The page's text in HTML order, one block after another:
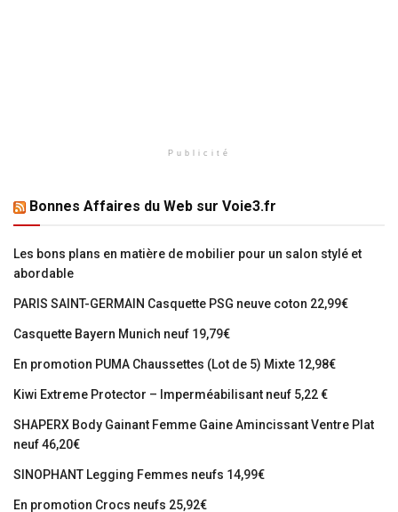
Publicité
Bonnes Affaires du Web sur Voie3.fr
Les bons plans en matière de mobilier pour un salon stylé et
abordable
PARIS SAINT-GERMAIN Casquette PSG neuve coton 22,99€
Casquette Bayern Munich neuf 19,79€
En promotion PUMA Chaussettes (Lot de 5) Mixte 12,98€
Kiwi Extreme Protector – Imperméabilisant neuf 5,22 €
SHAPERX Body Gainant Femme Gaine Amincissant Ventre Plat
neuf 46,20€
SINOPHANT Legging Femmes neufs 14,99€
En promotion Crocs neufs 25,92€